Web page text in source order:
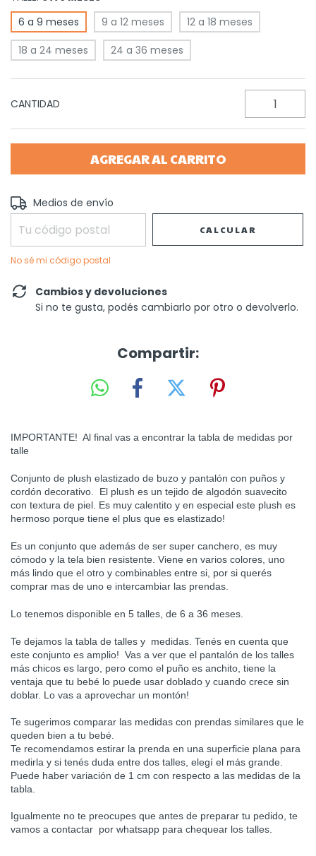
6 a 9 meses
9 a 12 meses
12 a 18 meses
18 a 24 meses
24 a 36 meses
CANTIDAD
Entregas para el CP:
Medios de envío
CALCULAR
No sé mi código postal
Cambios y devoluciones
Si no te gusta, podés cambiarlo por otro o devolverlo.
Compartir:
IMPORTANTE! Al final vas a encontrar la tabla de medidas por
talle
Conjunto de plush elastizado de buzo y pantalón con puños y
cordón decorativo. El plush es un tejido de algodón suavecito
con textura de piel. Es muy calentito y en especial este plush es
hermoso porque tiene el plus que es elastizado!
Es un conjunto que además de ser super canchero, es muy
cómodo y la tela bien resistente. Viene en varios colores, uno
más lindo que el otro y combinables entre si, por si querés
comprar mas de uno e intercambiar las prendas.
Lo tenemos disponible en 5 talles, de 6 a 36 meses.
Te dejamos la tabla de talles y medidas. Tenés en cuenta que
este conjunto es amplio! Vas a ver que el pantalón de los talles
más chicos es largo, pero como el puño es anchito, tiene la
ventaja que tu bebé lo puede usar doblado y cuando crece sin
doblar. Lo vas a aprovechar un montón!
Te sugerimos comparar las medidas con prendas similares que le
queden bien a tu bebé.
Te recomendamos estirar la prenda en una superficie plana para
medirla y si tenés duda entre dos talles, elegí el más grande.
Puede haber variación de 1 cm con respecto a las medidas de la
tabla.
Igualmente no te preocupes que antes de preparar tu pedido, te
vamos a contactar por whatsapp para chequear los talles.